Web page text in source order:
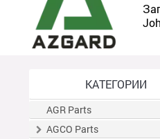
КАТЕГОРИИ
AGR Parts
AGCO Parts